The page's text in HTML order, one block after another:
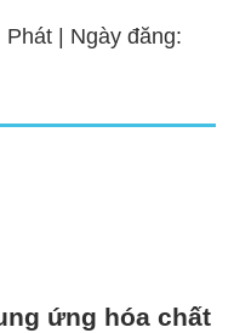
| Ngày đăng:
ứng hóa chất